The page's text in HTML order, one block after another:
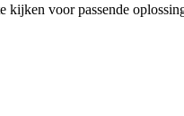
kijken voor passende